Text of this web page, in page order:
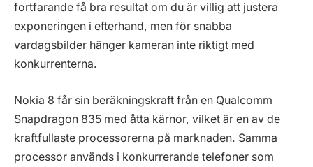
fortfarande få bra resultat om du är villig att justera
exponeringen i efterhand, men för snabba
vardagsbilder hänger kameran inte riktigt med
konkurrenterna.
Nokia 8 får sin beräkningskraft från en Qualcomm
Snapdragon 835 med åtta kärnor, vilket är en av de
kraftfullaste processorerna på marknaden. Samma
processor används i konkurrerande telefoner som